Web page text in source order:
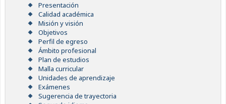
Presentación
Calidad académica
Misión y visión
Objetivos
Perfil de egreso
Ámbito profesional
Plan de estudios
Malla curricular
Unidades de aprendizaje
Exámenes
Sugerencia de trayectoria